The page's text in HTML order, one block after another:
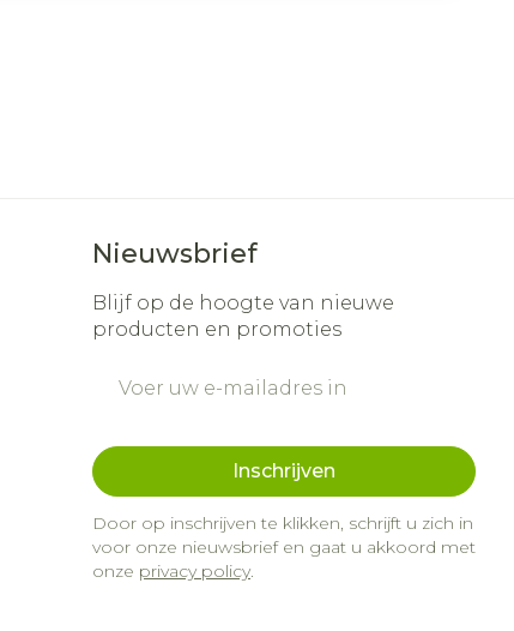
Nieuwsbrief
Blijf op de hoogte van nieuwe
producten en promoties
Inschrijven
Door op inschrijven te klikken, schrijft u zich in
voor onze nieuwsbrief en gaat u akkoord met
onze privacy policy.